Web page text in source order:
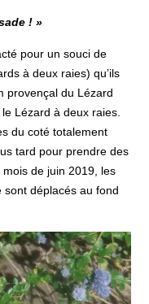
! »
pour un souci de
à deux raies) qu’ils
provençal du Lézard
Lézard à deux raies.
du coté totalement
tard pour prendre des
de juin 2019, les
déplacés au fond